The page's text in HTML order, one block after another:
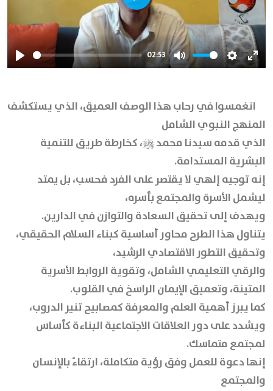
Play
02:53
Mute Settings
Play
انغمسوا في رحاب هذا الوصف العميق، الذي يستكشف
المنهج النبوي الشامل
الذي قدمه سيدنا محمد ﷺ، كخارطة طريق للتنمية
البشرية المستدامة.
إنه توجيه إلهي لا يقتصر على الفرد فحسب، بل يمتد
ليشمل الأسرة والمجتمع بأسره،
ويهدف إلى تحقيق السعادة والتوازن في الدارين.
يتناول هذا الطرح محاور أساسية كبناء السلام الحقيقي،
وتحقيق التطور الاقتصادي الرشيد،
والرقي التعليمي الشامل، وتقوية الروابط الأسرية
المتينة، وتعميق الإيمان الراسخ في القلوب.
كما يبرز أهمية العلم والمعرفة كمصابيح تنير الدروب،
ويشدد على دور العلاقات الاجتماعية البناءة كأساس
لمجتمع متماسك.
إنها دعوة للعمل وفق رؤية متكاملة، ارتقاءً بالإنسان
والمجتمع